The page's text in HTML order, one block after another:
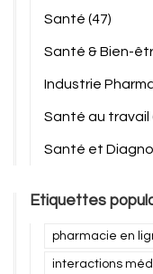
Santé (47)
Santé & Bien-
Industrie
Santé au travail
Santé et
Etiquettes
pharmacie en
interactions